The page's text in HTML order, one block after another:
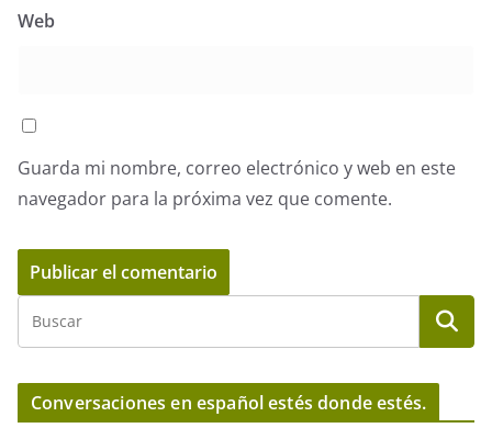
Web
Guarda mi nombre, correo electrónico y web en este
navegador para la próxima vez que comente.
Conversaciones en español estés donde estés.